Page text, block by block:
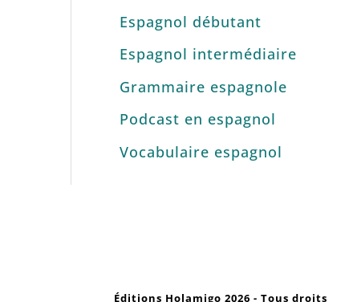
Espagnol débutant
Espagnol intermédiaire
Grammaire espagnole
Podcast en espagnol
Vocabulaire espagnol
Éditions Holamigo 2026 - Tous droits